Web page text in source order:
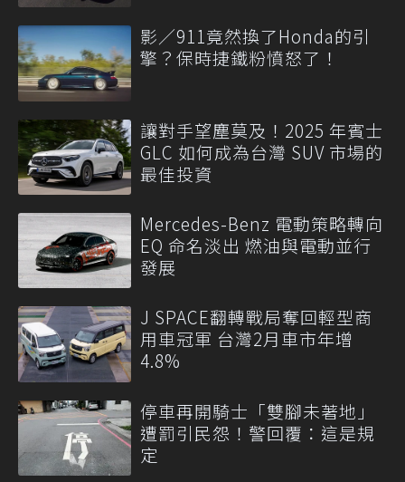
影／911竟然換了Honda的引
擎？保時捷鐵粉憤怒了！
讓對手望塵莫及！2025 年賓士
GLC 如何成為台灣 SUV 市場的
最佳投資
Mercedes-Benz 電動策略轉向
EQ 命名淡出 燃油與電動並行
發展
J SPACE翻轉戰局奪回輕型商
用車冠軍 台灣2月車市年增
4.8%
停車再開騎士「雙腳未著地」
遭罰引民怨！警回覆：這是規
定